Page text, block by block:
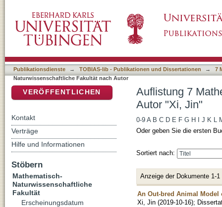
Publikationsdienste → TOBIAS-lib - Publikationen und Dissertationen →
7
Naturwissenschaftliche Fakultät nach Autor
Auflistung 7
Autor "Xi, Jin"
0-9 A B C D E F G H J K L
Oder geben Sie die ersten
Sortiert nach:
Anzeige der Dokumente 1-1
An Out-bred Animal
Xi, Jin (2019-10-16);
VERÖFFENTLICHEN
Kontakt
Verträge
Hilfe und Informationen
Stöbern
Mathematisch-
Naturwissenschaftliche
Fakultät
Erscheinungsdatum